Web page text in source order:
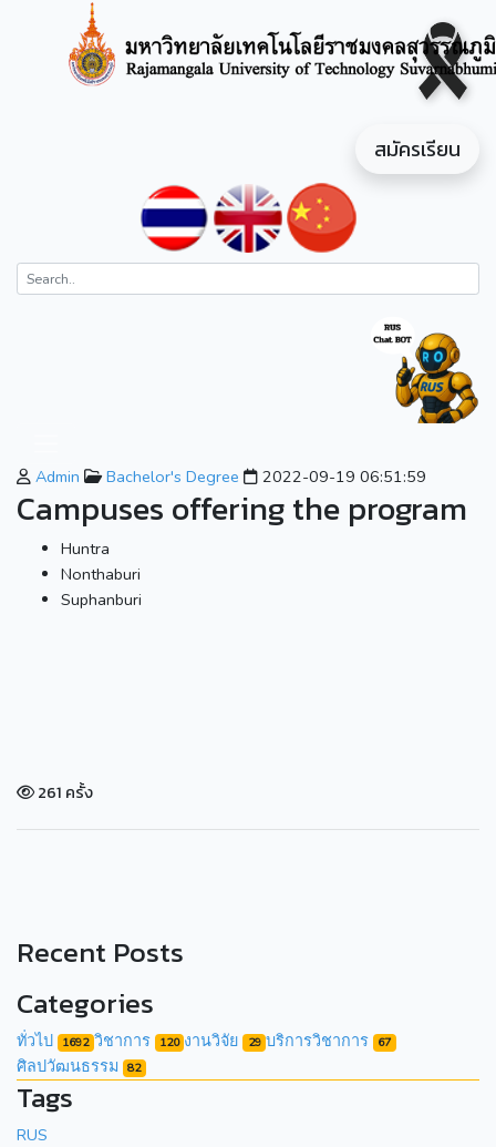
สมัครเรียน
Admin Bachelor's Degree 2022-09-19 06:51:59
Campuses offering the program
Huntra
Nonthaburi
Suphanburi
261 ครั้ง
Recent Posts
Categories
ทั่วไป 1692 วิชาการ 120 งานวิจัย 29 บริการวิชาการ 67
ศิลปวัฒนธรรม 82
Tags
RUS